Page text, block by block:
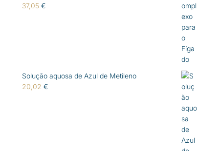
37,05 €
Solução aquosa de Azul de Metileno
20,02 €